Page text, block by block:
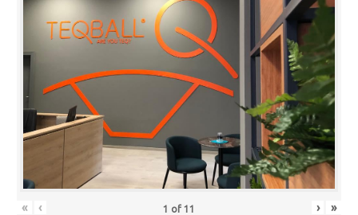
« ‹ 1 of 11 › »